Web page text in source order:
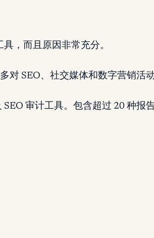
，而且原因非常充分。
SEO、社交媒体和数字营销活
审计工具。包含超过 20 种报